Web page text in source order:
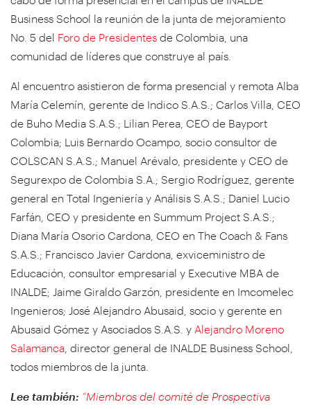
Business School la reunión de la junta de mejoramiento
No. 5 del Foro de Presidentes de Colombia, una
comunidad de líderes que construye al país.
Al encuentro asistieron de forma presencial y remota Alba
María Celemín, gerente de Indico S.A.S.; Carlos Villa, CEO
de Buho Media S.A.S.; Lilian Perea, CEO de Bayport
Colombia; Luis Bernardo Ocampo, socio consultor de
COLSCAN S.A.S.; Manuel Arévalo, presidente y CEO de
Segurexpo de Colombia S.A.; Sergio Rodríguez, gerente
general en Total Ingeniería y Análisis S.A.S.; Daniel Lucio
Farfán, CEO y presidente en Summum Project S.A.S.;
Diana María Osorio Cardona, CEO en The Coach & Fans
S.A.S.; Francisco Javier Cardona, exviceministro de
Educación, consultor empresarial y Executive MBA de
INALDE; Jaime Giraldo Garzón, presidente en Imcomelec
Ingenieros; José Alejandro Abusaid, socio y gerente en
Abusaid Gómez y Asociados S.A.S. y Alejandro Moreno
Salamanca , director general de INALDE Business School,
todos miembros de la junta.
Lee también: “Miembros del comité de Prospectiva